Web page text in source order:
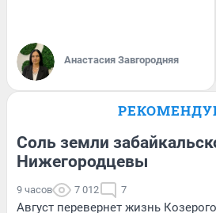
Анастасия Завгородняя
Соль земли
Нижегородцевы
9 часов 7 012 7
Август перевернет жизнь